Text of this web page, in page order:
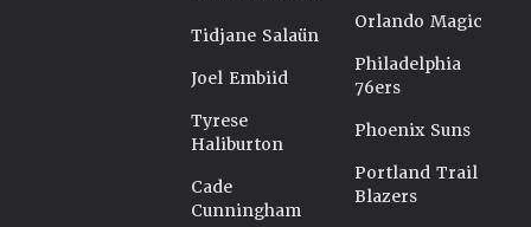
Tidjane Salaün
Joel Embiid
Tyrese
Haliburton
Cade
Cunningham
Orlando Magic
Philadelphia
76ers
Phoenix Suns
Portland Trail
Blazers